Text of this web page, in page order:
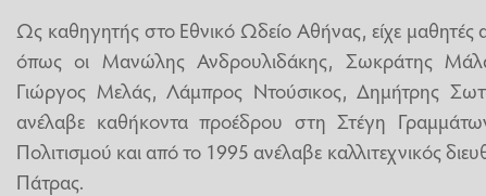
Ως καθηγητής στο Εθνικό Ωδείο Αθήνας, είχε μαθητές
όπως οι Μανώλης Ανδρουλιδάκης, Σωκράτης
Γιώργος Μελάς, Λάμπρος Ντούσικος, Δημήτρης
ανέλαβε καθήκοντα προέδρου στη Στέγη
Πολιτισμού και από το 1995 ανέλαβε καλλιτεχνικός
Πάτρας.